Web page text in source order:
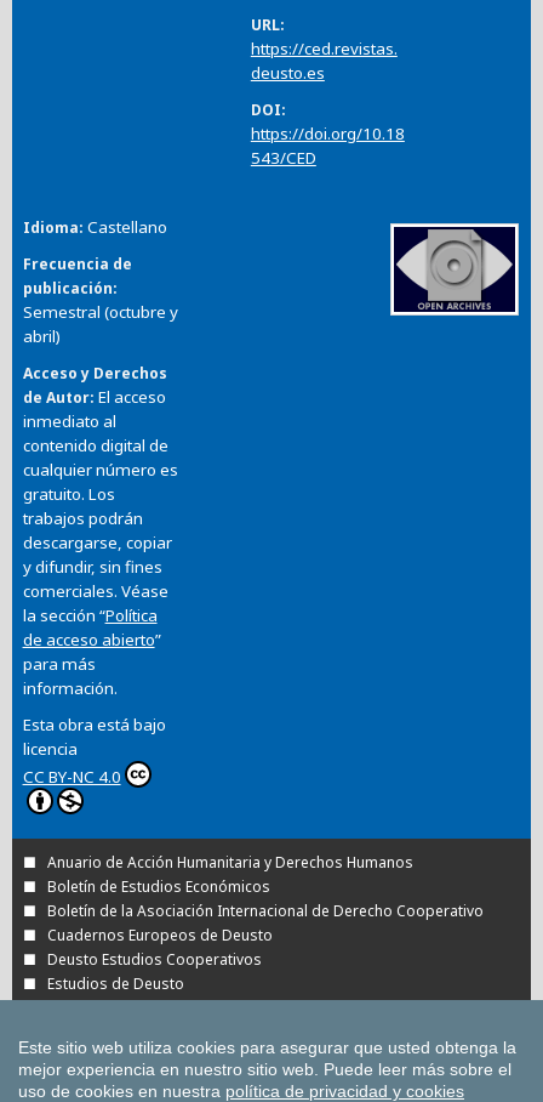
URL
https://ced.revistas.
deusto.es
DOI
https://doi.org/10.18
543/CED
Idioma Castellano
Frecuencia de
publicación
Semestral (octubre y
abril)
Acceso y Derechos
de Autor El acceso
inmediato al
contenido digital de
cualquier número es
gratuito. Los
trabajos podrán
descargarse, copiar
y difundir, sin fines
comerciales. Véase
la sección “Política
de acceso abierto”
para más
información.
Esta obra está bajo
licencia
CC BY-NC 4.0
Anuario de Acción Humanitaria y Derechos Humanos
Boletín de Estudios Económicos
Boletín de la Asociación Internacional de Derecho Cooperativo
Cuadernos Europeos de Deusto
Deusto Estudios Cooperativos
Estudios de Deusto
Todas las Revistas Científicas de Deusto en
OJS
Este sitio web utiliza cookies para asegurar que usted obtenga la
mejor experiencia en nuestro sitio web. Puede leer más sobre el
uso de cookies en nuestra política de privacidad y cookies